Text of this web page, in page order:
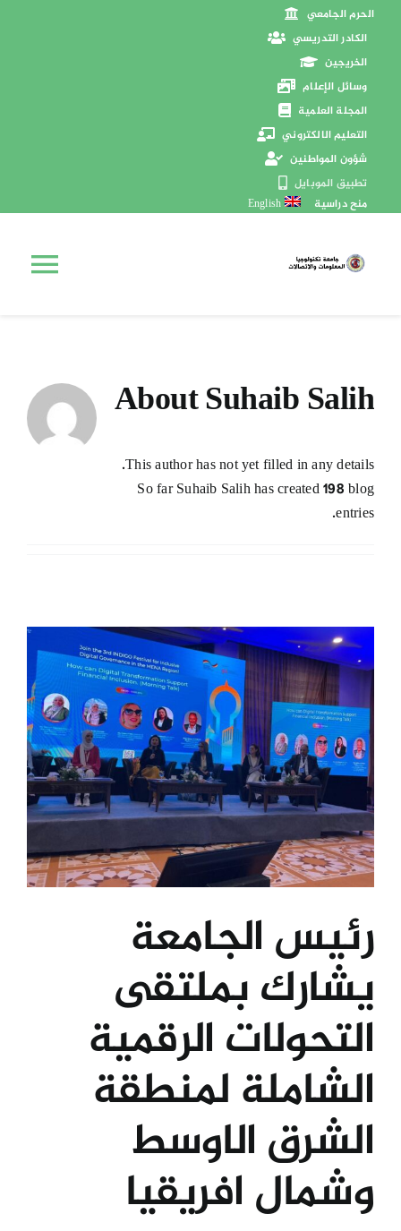
content
الحرم الجامعي
الكادر التدريسي
الخريجين
وسائل الإعلام
المجلة العلمية
التعليم الالكتروني
شؤون المواطنين
تطبيق الموبايل
منح دراسية
English
عن الجامعة
المراكز
الخدمات
اتصل بنا
AboutSuhaib Salih
This author has not yet filled in any details.
So far Suhaib Salih has created 198 blog
entries.
رئيس الجامعة
يشارك بملتقى
التحولات الرقمية
الشاملة لمنطقة
الشرق الاوسط
وشمال افريقيا